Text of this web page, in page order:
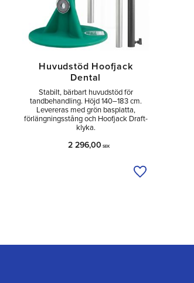
Huvudstöd Hoofjack
Dental
Stabilt, bärbart huvudstöd för
tandbehandling. Höjd 140–183 cm.
Levereras med grön basplatta,
förlängningsstång och Hoofjack Draft-
klyka.
2 296,00 SEK
Lägg till i